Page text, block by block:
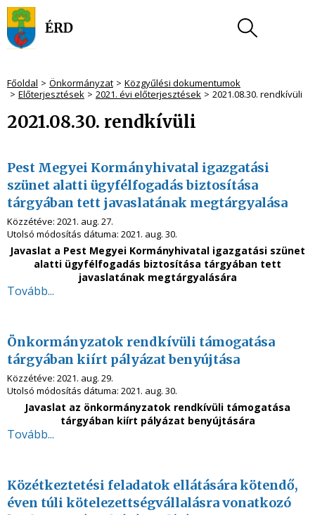
Főoldal Önkormányzat
Közgyűlési dokumentumok
Előterjesztések
2021. évi előterjesztések 2021.08.30. rendkívüli
2021.08.30. rendkívüli
Pest Megyei Kormányhivatal igazgatási
szünet alatti ügyfélfogadás biztosítása
tárgyában tett javaslatának megtárgyalása
Közzétéve: 2021. aug. 27.
Utolsó módosítás dátuma: 2021. aug. 30.
Javaslat a Pest Megyei Kormányhivatal igazgatási szünet
alatti ügyfélfogadás biztosítása tárgyában tett
javaslatának megtárgyalására
Tovább...
Önkormányzatok rendkívüli támogatása
tárgyában kiírt pályázat benyújtása
Közzétéve: 2021. aug. 29.
Utolsó módosítás dátuma: 2021. aug. 30.
Javaslat az önkormányzatok rendkívüli támogatása
tárgyában kiírt pályázat benyújtására
Tovább...
Közétkeztetési feladatok ellátására kötendő,
éven túli kötelezettségvállalásra vonatkozó